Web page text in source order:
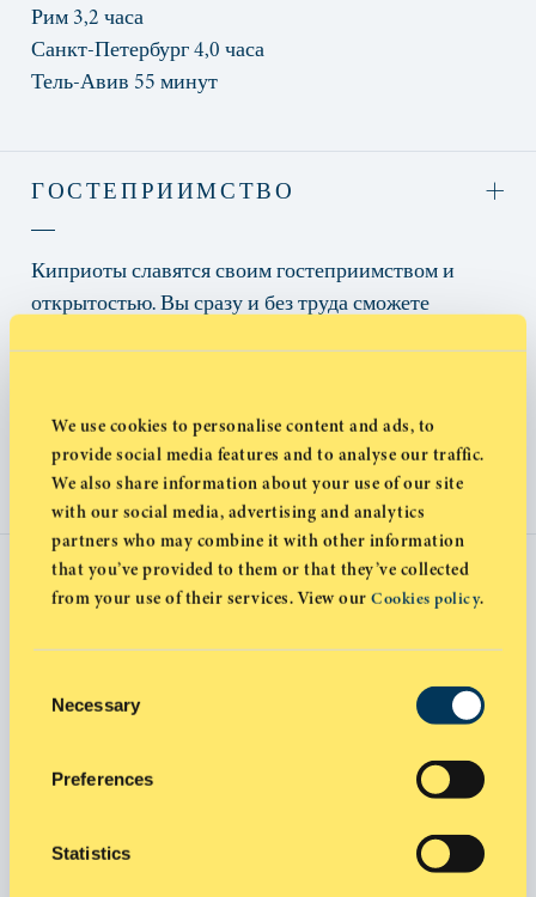
We use cookies to personalise content and ads, to
provide social media features and to analyse our traffic.
We also share information about your use of our site
with our social media, advertising and analytics
partners who may combine it with other information
that you’ve provided to them or that they’ve collected
from your use of their services. View our Cookies policy.
Selection
Necessary
Preferences
Statistics
Рим 3,2 часа
Санкт-Петербург 4,0 часа
Тель-Авив 55 минут
ГОСТЕПРИИМСТВО
Киприоты славятся своим гостеприимством и
открытостью. Вы сразу и без труда сможете
сообществе и всегда с удовольствием и
непринужденностью готовы вступить в общение.
ОТСУТСТВИЕ ЯЗЫКОВЫХ
БАРЬЕРОВ
Национальным языком страны является греческий,
но английский при этом также широко
меню и все официальные сообщения составляются
русский язык благодаря росту русскоязычного
населения и увеличивающемуся числу российских